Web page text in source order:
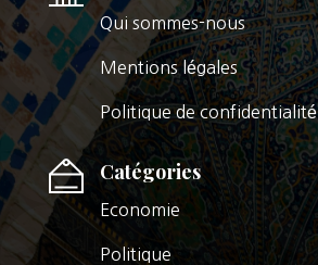
Qui sommes-nous
Mentions légales
Politique de confidentialité
Catégories
Economie
Politique